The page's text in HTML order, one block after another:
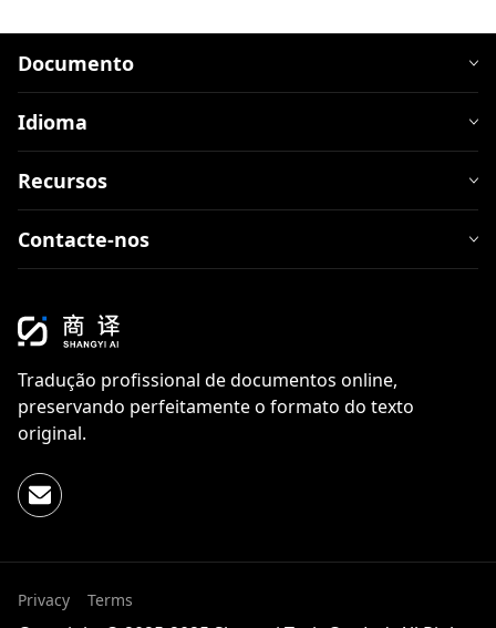
Documento
Idioma
Recursos
Contacte-nos
Tradução profissional de documentos online,
preservando perfeitamente o formato do texto
original.
Privacy Terms